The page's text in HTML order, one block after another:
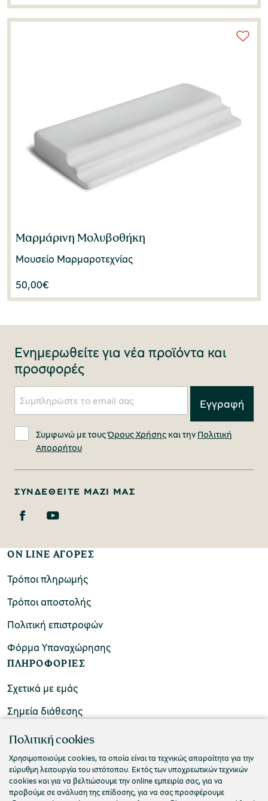
Μαρμάρινη Μολυβοθήκη
Μουσείο Μαρμαροτεχνίας
50,00€
Ενημερωθείτε για νέα προϊόντα και
προσφορές
Συμφωνώ με τουςΌρους Χρήσης και την Πολιτική
Απορρήτου
ΣΥΝΔΕΘΕΊΤΕ ΜΑΖΊ ΜΑΣ
ON LINE ΑΓΟΡΕΣ
Τρόποι πληρωμής
Τρόποι αποστολής
Πολιτική επιστροφών
Φόρμα Υπαναχώρησης
ΠΛΗΡΟΦΟΡΙΕΣ
Σχετικά με εμάς
Σημεία διάθεσης
Συχνές ερωτήσεις
Επικοινωνήστε μαζί μας
Πολιτική cookies
Χρησιμοποιούμε cookies, τα οποία είναι τα τεχνικώς απαραίτητα για την
εύρυθμη λειτουργία του ιστότοπου. Εκτός των υποχρεωτικών τεχνικών
cookies και για να βελτιώσουμε την online εμπειρία σας, για να
προβούμε σε ανάλυση της επίδοσης, για να σας προσφέρουμε